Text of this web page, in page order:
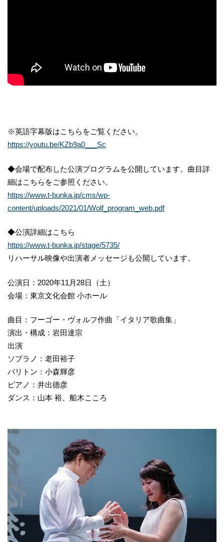
※英語字幕版はこちらをご覧ください。
https://youtu.be/KZb9a0___Sc
◆会場で配布した公演プログラムを公開しています。曲目詳
細はこちらをご参照ください。
https://www.t-bunka.jp/cms/wp-
content/uploads/2021/01/Wolf_program_web.pdf
◆公演詳細はこちら
https://www.t-bunka.jp/stage/5735/
リハーサル映像や出演者メッセージも公開しています。
公演日：2020年11月28日（土）
会場：東京文化会館 小ホール
曲目：フーゴー・ヴォルフ作曲「イタリア歌曲集」
演出・構成：岩田達宗
出演
ソプラノ：老田裕子
バリトン：小森輝彦
ピアノ：井出德彦
ダンス：山本 裕、船木こころ